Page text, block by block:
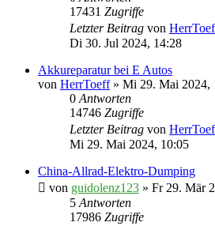
17431 Zugriffe
Letzter Beitrag von
Di 30. Jul 2024, 14:28
Akkureparatur bei E Autos
von HerrToeff» Mi 29. Mai 2024,
0Antworten
14746 Zugriffe
Letzter Beitrag von
Mi 29. Mai 2024, 10:05
China-Allrad-Elektro-Dumping
von guidolenz123 » Fr 29. Mär
5Antworten
17986 Zugriffe